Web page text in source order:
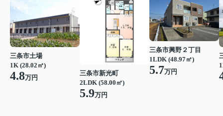
三条市土場
1K (28.02㎡)
4.8万円
三条市新光町
2LDK (58.00㎡)
5.9万円
三条市興野２丁目
1LDK (48.97㎡)
5.7万円